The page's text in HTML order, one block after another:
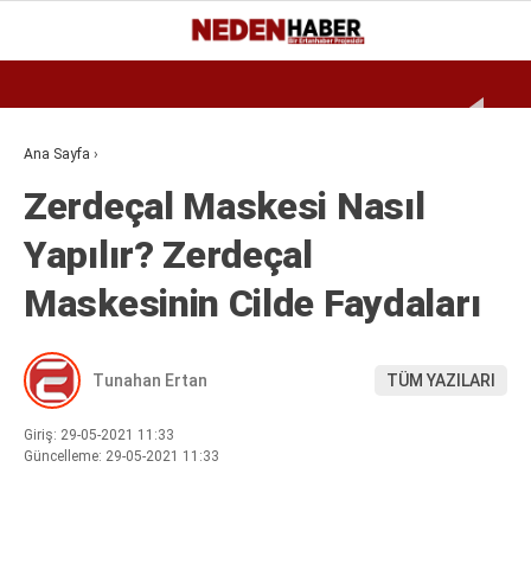
22.5
BURSA
EKONOMI
BIYOGRAFI
DÜNYA
MAGAZIN
SIYASET
Ana Sayfa ›
Zerdeçal Maskesi Nasıl
Yapılır? Zerdeçal
Maskesinin Cilde Faydaları
Tunahan Ertan TÜM YAZILARI
Giriş: 29-05-2021 11:33
Güncelleme: 29-05-2021 11:33